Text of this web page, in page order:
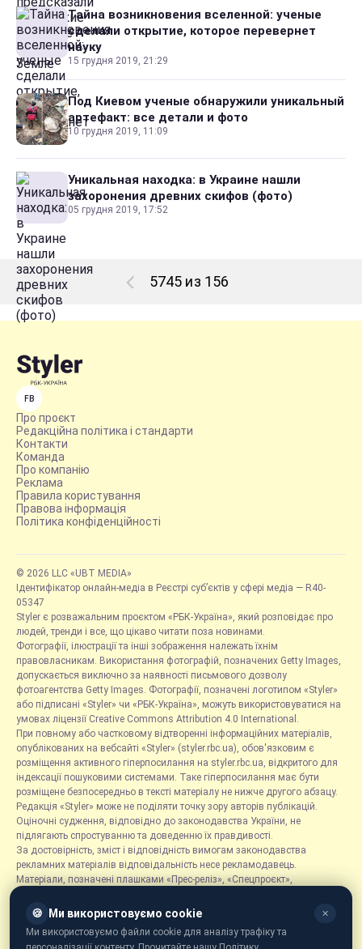
Тайна возникновения вселенной: ученые
сделали открытие, которое перевернет
науку
15 грудня 2019, 21:29
Под Киевом ученые обнаружили уникальный
артефакт: все детали и фото
10 грудня 2019, 11:09
Уникальная находка: в Украине нашли
захоронения древних скифов (фото)
05 грудня 2019, 17:52
5745 из 156
FB
Про проєкт
Редакційна політика і стандарти
Контакти
Команда
Про компанію
Реклама
Правила користування
Правова інформація
Політика конфіденційності
© 2026 LLC «UBT MEDIA»
Ідентифікатор онлайн-медіа в Реєстрі суб’єктів у сфері медіа — R40-
05347
Styler є розважальним проєктом «РБК-Україна», який розповідає про
людей, тренди і все, що цікаво читати поза новинами.
Фотографії, ілюстрації та інші зображення належать їхнім
правовласникам. Використання фотографій, позначених Getty Images,
допускається виключно за наявності письмового дозволу
фотоагентства Getty Images. Фотографії, позначені логотипом «Styler»
або підписані «Styler» чи «РБК-Україна», можуть використовуватися на
умовах ліцензії Creative Commons Attribution 4.0 International.
При повному або частковому відтворенні інформаційних матеріалів,
опублікованих на вебсайті «Styler» (styler.rbc.ua), обов'язковим є
розміщення активного гіперпосилання на styler.rbc.ua, відкритого для
індексації пошуковими системами. Таке гіперпосилання має бути
розміщене безпосередньо в тексті матеріалу не нижче другого абзацу.
Редакція «Styler» може не поділяти точку зору авторів публікацій.
Оціночні судження, відповідно до законодавства України, не
підлягають спростуванню та доведенню їх правдивості.
За достовірність, зміст і відповідність вимогам законодавства
рекламних матеріалів відповідальність несе рекламодавець.
Матеріали, позначені плашками «Прес-реліз», «Спецпроєкт»,
розміщуються на правах реклами.
Рубрика «Новини компаній» є інформаційним форматом, що містить
новини, повідомлення та оголошення, пов'язані з діяльністю
🍪 Ми використовуємо cookie ✕
Ми використовуємо файли cookie для аналізу трафіку та